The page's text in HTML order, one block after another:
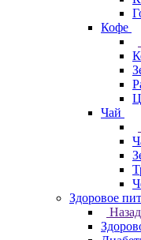
Кофе
Чай
Здоровое
Назад